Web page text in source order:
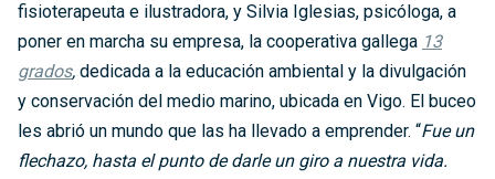
fisioterapeuta e ilustradora, y Silvia Iglesias, psicóloga, a
poner en marcha su empresa, la cooperativa gallega 13
grados, dedicada a la educación ambiental y la divulgación
y conservación del medio marino, ubicada en Vigo. El buceo
les abrió un mundo que las ha llevado a emprender. “Fue un
flechazo, hasta el punto de darle un giro a nuestra vida.